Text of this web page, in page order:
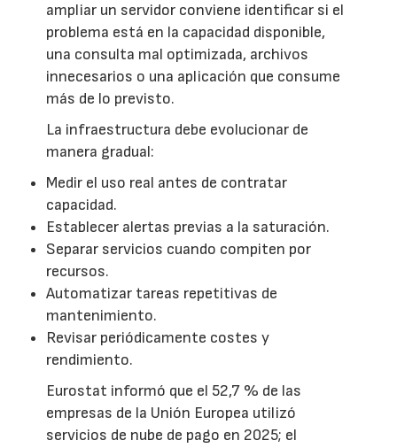
ampliar un servidor conviene identificar si el
problema está en la capacidad disponible,
una consulta mal optimizada, archivos
innecesarios o una aplicación que consume
más de lo previsto.
La infraestructura debe evolucionar de
manera gradual:
Medir el uso real antes de contratar
capacidad.
Establecer alertas previas a la saturación.
Separar servicios cuando compiten por
recursos.
Automatizar tareas repetitivas de
mantenimiento.
Revisar periódicamente costes y
rendimiento.
Eurostat informó que el 52,7 % de las
empresas de la Unión Europea utilizó
servicios de nube de pago en 2025; el